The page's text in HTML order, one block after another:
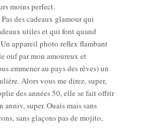
moins perfect.
Pas des cadeaux glamour qui
utiles et qui font quand
appareil photo reflex flambant
ouf par mon amoureux et
emmener au pays des rêves) un
Alors vous me direz, super,
des années 50, elle se fait offrir
anniv, super. Ouais mais sans
sans glaçons pas de mojito,